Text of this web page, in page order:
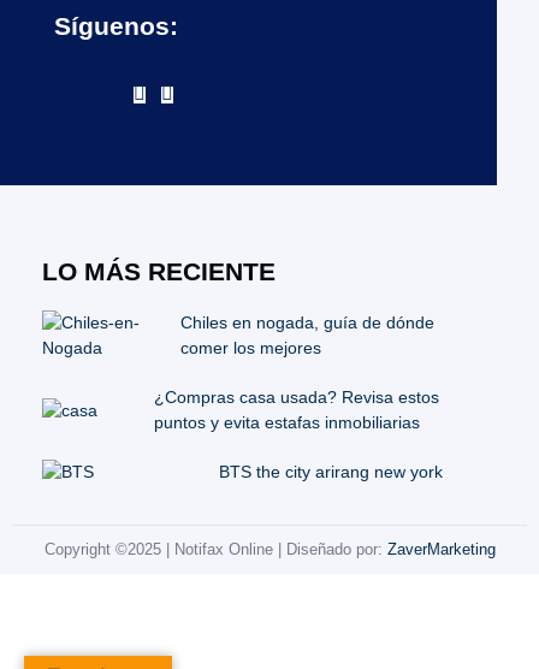
Síguenos:
LO MÁS RECIENTE
Chiles en nogada, guía de dónde
comer los mejores
¿Compras casa usada? Revisa estos
puntos y evita estafas inmobiliarias
BTS the city arirang new york
Copyright ©2025 | Notifax Online | Diseñado por: ZaverMarketing